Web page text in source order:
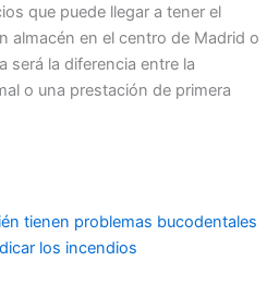
que puede llegar a tener el
almacén en el centro de Madrid o
será la diferencia entre la
o una prestación de primera
tienen problemas bucodentales
los incendios